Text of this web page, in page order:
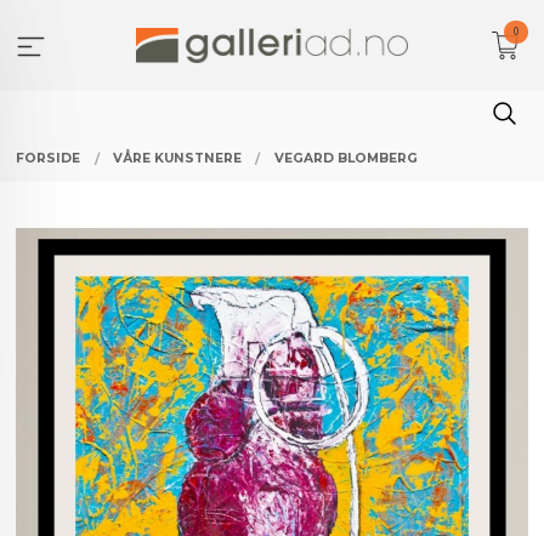
innholdet
0
FORSIDE VÅRE KUNSTNERE VEGARD BLOMBERG